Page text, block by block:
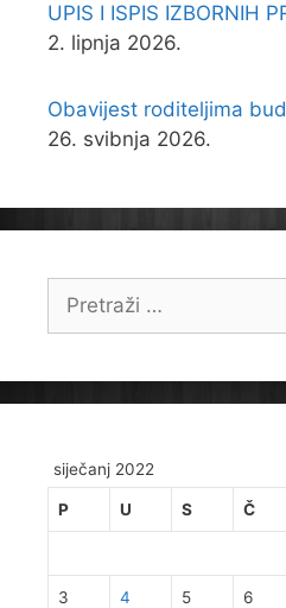
UPIS I ISPIS IZBORNIH
2. lipnja 2026.
Obavijest roditeljima
26. svibnja 2026.
siječanj 2022
P U S Č
3 4 5 6